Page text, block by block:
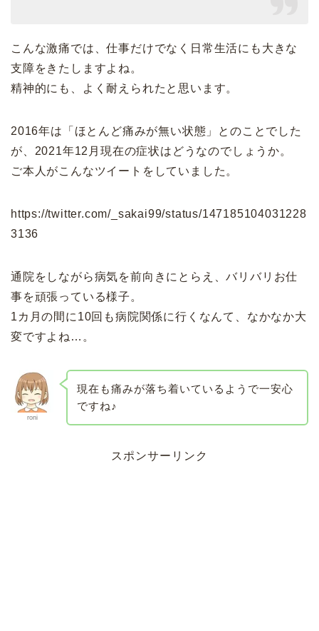
こんな激痛では、仕事だけでなく日常生活にも大きな
支障をきたしますよね。
精神的にも、よく耐えられたと思います。
2016年は「ほとんど痛みが無い状態」とのことでした
が、2021年12月現在の症状はどうなのでしょうか。
ご本人がこんなツイートをしていました。
https://twitter.com/_sakai99/status/147185104031228
3136
通院をしながら病気を前向きにとらえ、バリバリお仕
事を頑張っている様子。
1カ月の間に10回も病院関係に行くなんて、なかなか大
変ですよね…。
roni
現在も痛みが落ち着いているようで一安心
ですね♪
スポンサーリンク